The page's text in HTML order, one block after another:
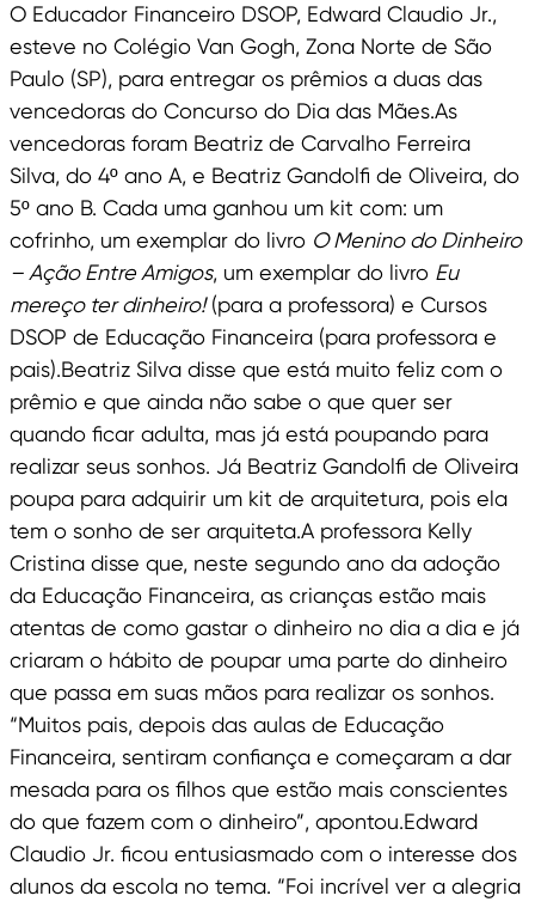
O Educador Financeiro DSOP, Edward Claudio Jr.,
esteve no Colégio Van Gogh, Zona Norte de São
Paulo (SP), para entregar os prêmios a duas das
vencedoras do Concurso do Dia das Mães.As
vencedoras foram Beatriz de Carvalho Ferreira
Silva, do 4º ano A, e Beatriz Gandolfi de Oliveira, do
5º ano B. Cada uma ganhou um kit com: um
cofrinho, um exemplar do livro O Menino do Dinheiro
– Ação Entre Amigos, um exemplar do livro Eu
mereço ter dinheiro!(para a professora) e Cursos
DSOP de Educação Financeira (para professora e
pais).Beatriz Silva disse que está muito feliz com o
prêmio e que ainda não sabe o que quer ser
quando ficar adulta, mas já está poupando para
realizar seus sonhos. Já Beatriz Gandolfi de Oliveira
poupa para adquirir um kit de arquitetura, pois ela
tem o sonho de ser arquiteta.A professora Kelly
Cristina disse que, neste segundo ano da adoção
da Educação Financeira, as crianças estão mais
atentas de como gastar o dinheiro no dia a dia e já
criaram o hábito de poupar uma parte do dinheiro
que passa em suas mãos para realizar os sonhos.
“Muitos pais, depois das aulas de Educação
Financeira, sentiram confiança e começaram a dar
mesada para os filhos que estão mais conscientes
do que fazem com o dinheiro”, apontou.Edward
Claudio Jr. ficou entusiasmado com o interesse dos
alunos da escola no tema. “Foi incrível ver a alegria